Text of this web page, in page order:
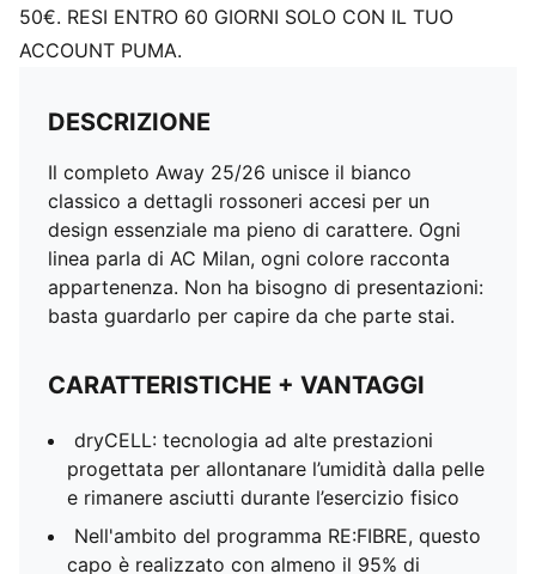
50€. RESI ENTRO 60 GIORNI SOLO CON IL TUO
ACCOUNT PUMA.
DESCRIZIONE
Il completo Away 25/26 unisce il bianco
classico a dettagli rossoneri accesi per un
design essenziale ma pieno di carattere. Ogni
linea parla di AC Milan, ogni colore racconta
appartenenza. Non ha bisogno di presentazioni:
basta guardarlo per capire da che parte stai.
CARATTERISTICHE + VANTAGGI
dryCELL: tecnologia ad alte prestazioni
progettata per allontanare l’umidità dalla pelle
e rimanere asciutti durante l’esercizio fisico
Nell'ambito del programma RE:FIBRE, questo
capo è realizzato con almeno il 95% di